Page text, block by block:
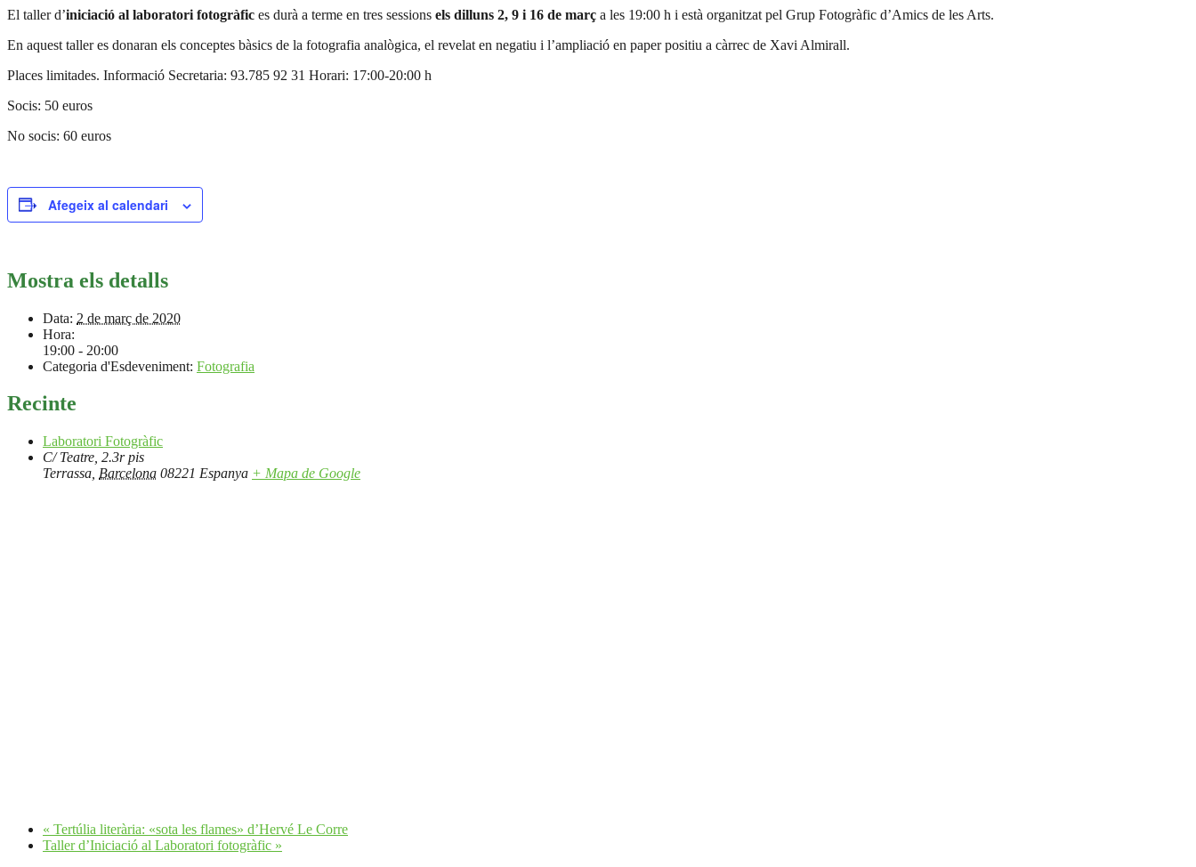
El taller d’iniciació al laboratori fotogràfic es durà a terme en tres sessions els dilluns 2, 9 i 16 de març a les 19:00 h i està organitzat pel Grup Fotogràfic d’Amics de les Arts.
En aquest taller es donaran els conceptes bàsics de la fotografia analògica, el revelat en negatiu i l’ampliació en paper positiu a càrrec de Xavi Almirall.
Places limitades. Informació Secretaria: 93.785 92 31 Horari: 17:00-20:00 h
Socis: 50 euros
No socis: 60 euros
Afegeix al calendari
Mostra els detalls
Data: 2 de març de 2020
Hora:
19:00 - 20:00
Categoria d'Esdeveniment: Fotografia
Recinte
Laboratori Fotogràfic
C/ Teatre, 2.3r pis
Terrassa Barcelona 08221 Espanya + Mapa de Google
« Tertúlia literària: «sota les flames» d’Hervé Le Corre
Taller d’Iniciació al Laboratori fotogràfic »